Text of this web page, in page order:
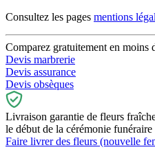
Consultez les pages mentions
Comparez gratuitement en moins
Devis marbrerie
Devis assurance
Devis obsèques
Livraison garantie de fleurs
le début de la cérémonie funéraire
Faire livrer des fleurs (nouvelle